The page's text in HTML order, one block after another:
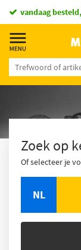
vandaag besteld,
Zoek op
Of selecteer je
NL